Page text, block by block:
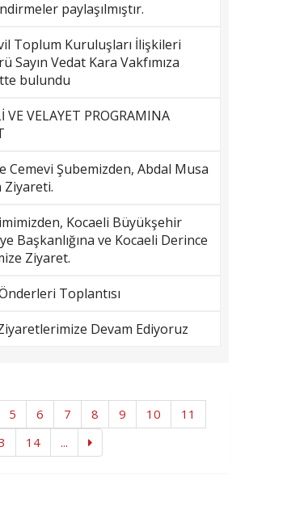
paylaşılmıştır.
Toplum Kuruluşları İlişkileri
Sayın Vedat Kara Vakfımıza
bulundu
VE VELAYET PROGRAMINA
Cemevi Şubemizden, Abdal Musa
Ziyareti.
Kocaeli Büyükşehir
Başkanlığına ve Kocaeli Derince
Ziyaret.
Toplantısı
Devam Ediyoruz
5 6 7 8 9 10
11
14 ...